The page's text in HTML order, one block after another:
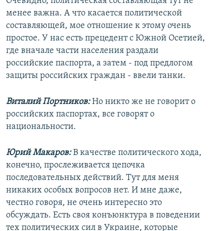
менее важна. А что касается политической
составляющей, мое отношение к этому очень
простое. У нас есть прецедент с Южной Осетией,
где вначале части населения раздали
российские паспорта, а затем - под предлогом
защиты российских граждан - ввели танки.
Виталий Портников:Но никто же не говорит о
российских паспортах, все говорят о
национальности.
Юрий Макаров:В качестве политического хода,
конечно, прослеживается цепочка
последовательных действий. Тут для меня
никаких особых вопросов нет. И мне даже,
честно говоря, не очень интересно это
обсуждать. Есть своя конъюнктура в поведении
тех политических сил в Украине, которые